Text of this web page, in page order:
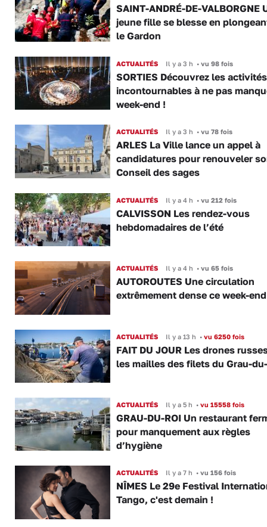
SAINT-ANDRÉ-DE-VALBORGNE
jeune fille se blesse en
le Gardon
ACTUALITÉS Il y a 3 h •vu 98 fois
SORTIES Découvrez les activités
incontournables à ne pas
week-end !
ACTUALITÉS Il y a 3 h •vu 78 fois
ARLES La Ville lance un appel à
candidatures pour renouveler
Conseil des sages
ACTUALITÉS Il y a 4 h •vu 212 fois
CALVISSON Les rendez-vous
hebdomadaires de l’été
ACTUALITÉS Il y a 4 h •vu 65 fois
AUTOROUTES Une circulation
extrêmement dense ce week-end
ACTUALITÉS Il y a 13 h •vu 6250 fois
FAIT DU JOUR Les drones
les mailles des filets du Grau-
ACTUALITÉS Il y a 5 h •vu 15558 fois
GRAU-DU-ROI Un restaurant
pour manquement aux règles
d’hygiène
ACTUALITÉS Il y a 7 h •vu 156 fois
NÎMES Le 29e Festival
Tango, c'est demain !